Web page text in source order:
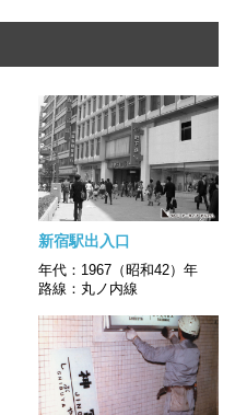
新宿駅出入口
年代：1967（昭和42）年
路線：丸ノ内線